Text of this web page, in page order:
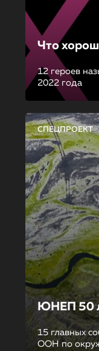
Что
12 героев
2022 года
СПЕЦПРОЕКТ
ЮНЕП 50
15 главных
ООН по